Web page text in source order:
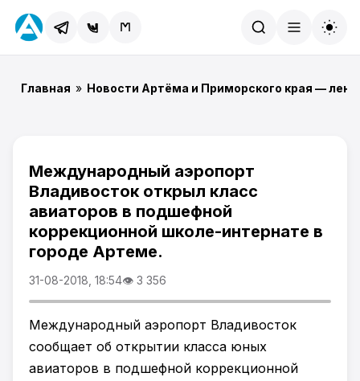
Главная » Новости Артёма и Приморского края —
Международный аэропорт
Владивосток открыл класс
авиаторов в подшефной
коррекционной школе-интернате в
городе Артеме.
31-08-2018, 18:54👁 3 356
Международный аэропорт Владивосток
сообщает об открытии класса юных
авиаторов в подшефной коррекционной